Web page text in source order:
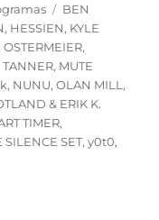
Tags
BEN
, HESSIEN, KYLE
OSTERMEIER,
, MUTE
, NUNU,OLAN MILL ,
& ERIK K.
TIMER,
SILENCE SET,y0t0,